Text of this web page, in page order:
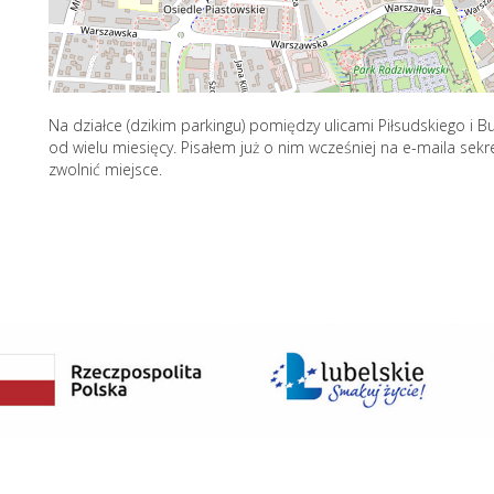
Na działce (dzikim parkingu) pomiędzy ulicami Piłsudskiego i
od wielu miesięcy. Pisałem już o nim wcześniej na e-maila
zwolnić miejsce.